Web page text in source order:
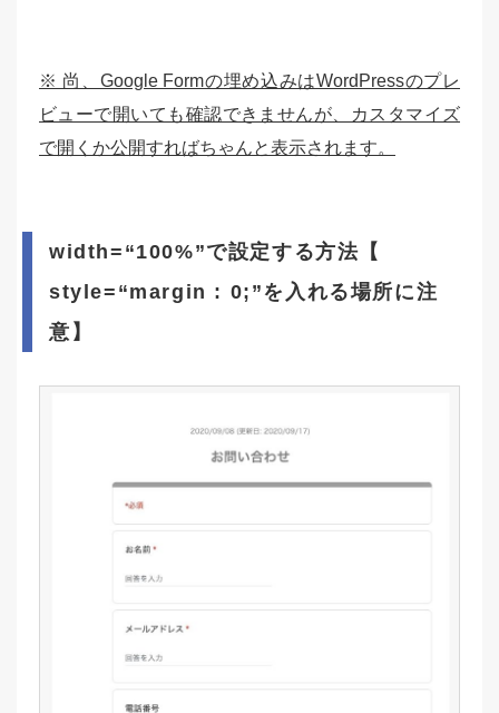
※ 尚、Google Formの埋め込みはWordPressのプレ
ビューで開いても確認できませんが、カスタマイズ
で開くか公開すればちゃんと表示されます。
width=“100%”で設定する方法【
style=“margin : 0;”を入れる場所に注
意】